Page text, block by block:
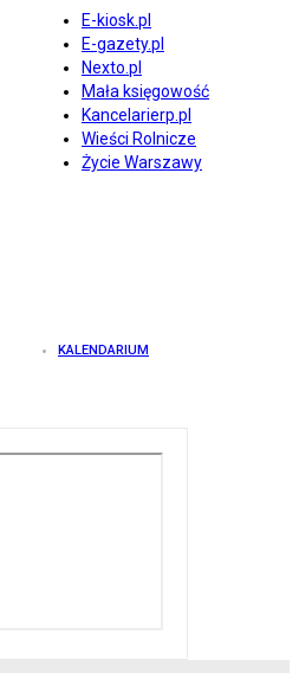
E-kiosk.pl
E-gazety.pl
Nexto.pl
Mała księgowość
Kancelarierp.pl
Wieści Rolnicze
Życie Warszawy
KALENDARIUM